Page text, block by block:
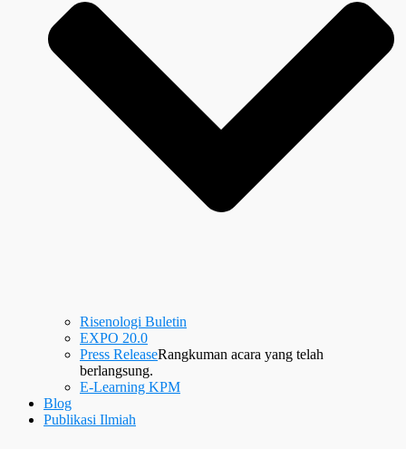
Risenologi Buletin
EXPO 20.0
Press ReleaseRangkuman acara yang telah
berlangsung.
E-Learning KPM
Blog
Publikasi Ilmiah